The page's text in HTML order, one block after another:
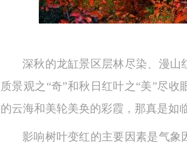
深秋的龙缸景区层林尽染、漫
质景观之 “奇”和秋日红叶之“美”尽
的云海和美轮美奂的彩霞，那真是如
影响树叶变红的主要因素是气象